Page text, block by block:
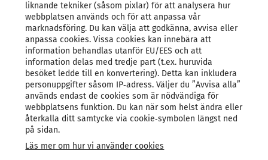
Lägenhet
Företag
1/5
liknande tekniker (såsom pixlar) för att analysera hur
webbplatsen används och för att anpassa vår
marknadsföring. Du kan välja att godkänna, avvisa eller
anpassa cookies. Vissa cookies kan innebära att
information behandlas utanför EU/EES och att
information delas med tredje part (t.ex. huruvida
besöket ledde till en konvertering). Detta kan inkludera
personuppgifter såsom IP‑adress. Väljer du ”Avvisa alla”
används endast de cookies som är nödvändiga för
webbplatsens funktion. Du kan när som helst ändra eller
återkalla ditt samtycke via cookie‑symbolen längst ned
på sidan.
Läs mer om hur vi använder cookies